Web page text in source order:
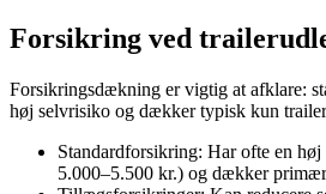
Forsikring ved
Forsikringsdækning er vigtig at afklare:
høj selvrisiko og dækker typisk kun
Standardforsikring: Har ofte en
5.000–5.500 kr.) og dækker